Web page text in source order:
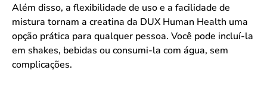
Além disso, a flexibilidade de uso e a facilidade de
mistura tornam a creatina da DUX Human Health uma
opção prática para qualquer pessoa. Você pode incluí-la
em shakes, bebidas ou consumi-la com água, sem
complicações.